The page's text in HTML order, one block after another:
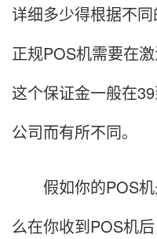
详细多少得根据不同
正规POS机需要在
这个保证金一般在
公司而有所不同。
假如你的POS机
么在你收到POS机